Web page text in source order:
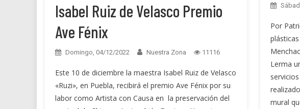
Isabel Ruiz de Velasco Premio
Ave Fénix
Domingo, 04/12/2022 Nuestra Zona 11116
Este 10 de diciembre la maestra Isabel Ruiz de Velasco
«Ruzi», en Puebla, recibirá el premio Ave Fénix por su
labor como Artista con Causa en la preservación del
Por
Lerma
mural